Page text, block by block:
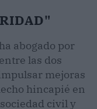
abogado por
las dos
mejoras
hincapié en
civil y